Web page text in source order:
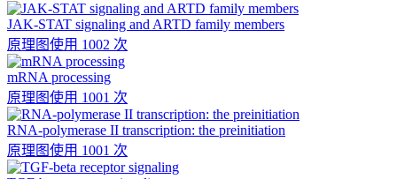
JAK-STAT signaling and ARTD family members
原理图使用 1002 次
mRNA processing
原理图使用 1001 次
RNA-polymerase II transcription: the preinitiation
原理图使用 1001 次